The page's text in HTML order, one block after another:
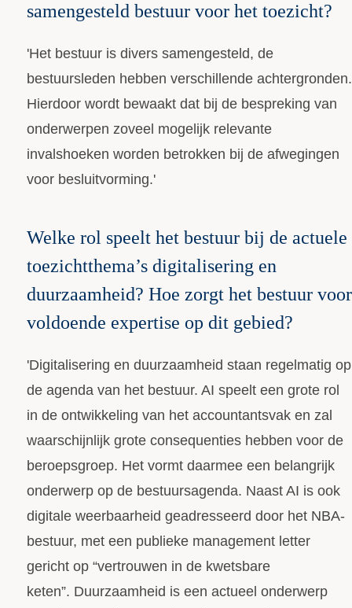
samengesteld bestuur voor het toezicht?
'Het bestuur is divers samengesteld, de
bestuursleden hebben verschillende achtergronden.
Hierdoor wordt bewaakt dat bij de bespreking van
onderwerpen zoveel mogelijk relevante
invalshoeken worden betrokken bij de afwegingen
voor besluitvorming.'
Welke rol speelt het bestuur bij de actuele
toezichtthema’s digitalisering en
duurzaamheid? Hoe zorgt het bestuur voor
voldoende expertise op dit gebied?
'Digitalisering en duurzaamheid staan regelmatig op
de agenda van het bestuur. AI speelt een grote rol
in de ontwikkeling van het accountantsvak en zal
waarschijnlijk grote consequenties hebben voor de
beroepsgroep. Het vormt daarmee een belangrijk
onderwerp op de bestuursagenda. Naast AI is ook
digitale weerbaarheid geadresseerd door het NBA-
bestuur, met een publieke management letter
gericht op “vertrouwen in de kwetsbare
keten”. Duurzaamheid is een actueel onderwerp